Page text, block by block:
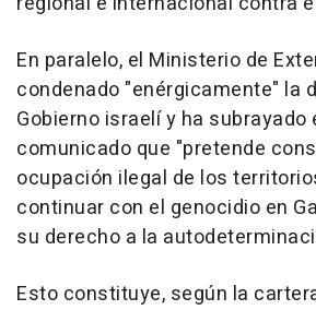
En paralelo, el Ministerio de
condenado "enérgicamente" la
Gobierno israelí y ha subrayado
comunicado que "pretende
ocupación ilegal de los
continuar con el genocidio en
su derecho a la
Esto constituye, según la